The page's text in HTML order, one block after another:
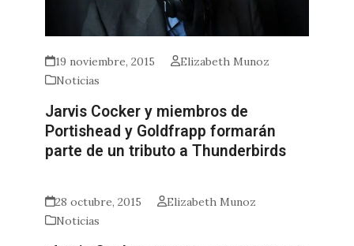
19 noviembre, 2015
Elizabeth Munoz
Noticias
Jarvis Cocker y miembros de
Portishead y Goldfrapp formarán
parte de un tributo a Thunderbirds
28 octubre, 2015
Elizabeth Munoz
Noticias